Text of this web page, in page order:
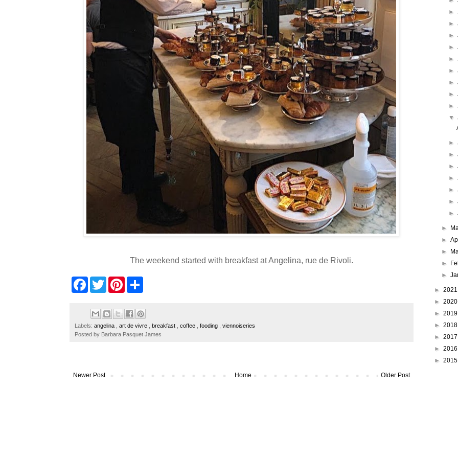
The weekend started with breakfast at Angelina, rue de Rivoli.
o
k
w
t
r
e
s
e
Labels: angelina art de vivre breakfast coffee fooding
viennoiseries
Posted by Barbara Pasquet James
Newer Post Older Post
Home
►
►
►
►
►
►
►
►
►
▼
►
►
►
►
►
►
►
►
►
►
►
►
►
►
►
►
►
►
►